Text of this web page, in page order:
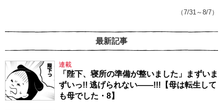
（7/31～8/7）
最新記事
連載
「陛下、寝所の準備が整いました」まずいま
ずいっ!! 逃げられない――!!!【母は転生して
も母でした・8】